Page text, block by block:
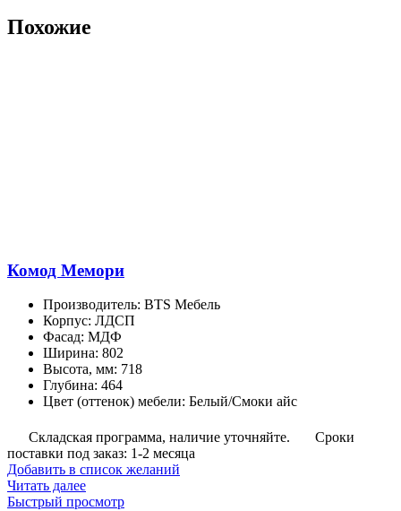
Похожие
Комод Мемори
Производитель: BTS Мебель
Корпус: ЛДСП
Фасад: МДФ
Ширина: 802
Высота, мм: 718
Глубина: 464
Цвет (оттенок) мебели: Белый/Смоки айс
Складская программа, наличие уточняйте.
Сроки
поставки под заказ: 1-2 месяца
Добавить в список желаний
Читать далее
Быстрый просмотр